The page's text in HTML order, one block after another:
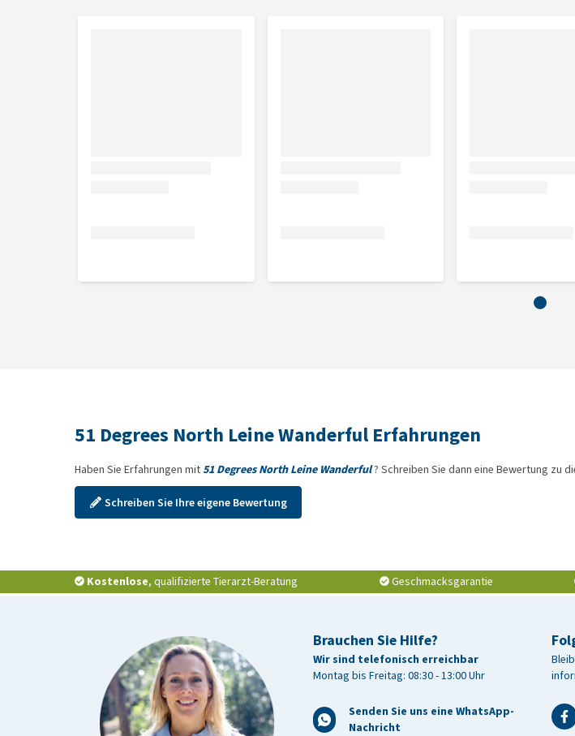
51 Degrees North Leine Wanderful Erfahrungen
Haben Sie Erfahrungen mit51 Degrees North Leine Wanderful? Schreiben Sie dann eine Bewertung zu
Schreiben Sie Ihre eigene Bewertung
Kostenlose, qualifizierte Tierarzt-Beratung Geschmacksgarantie
Brauchen Sie Hilfe?
Wir sind telefonisch erreichbar
Montag bis Freitag: 08:30 - 13:00 Uhr
Senden Sie uns eine WhatsApp-
Nachricht